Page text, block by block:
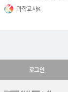
과학교사K
로그인